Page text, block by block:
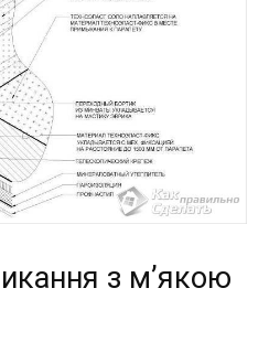
з м’якою